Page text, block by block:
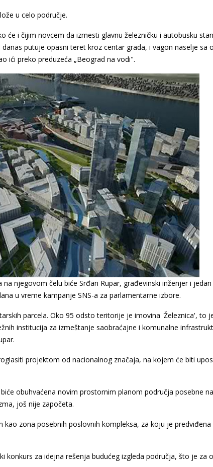
u celo područje.
će i čijim novcem da izmesti glavnu železničku i autobusku
putuje opasni teret kroz centar grada, i vagon naselje sa
ići preko preduzeća „Beograd na vodi".
njegovom čelu biće Srđan Rupar, građevinski inženjer i
u vreme kampanje SNS-a za parlamentarne izbore.
parcela. Oko 95 odsto teritorije je imovina 'Železnica', to
institucija za izmeštanje saobraćajne i komunalne
projektom od nacionalnog značaja, na kojem će biti
obuhvaćena novim prostornim planom područja posebne
još nije započeta.
zona posebnih poslovnih kompleksa, za koju je predviđena
konkurs za idejna rešenja budućeg izgleda područja, što je za